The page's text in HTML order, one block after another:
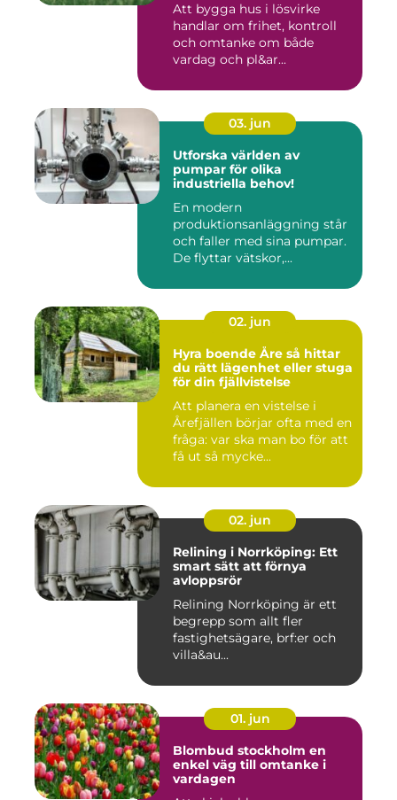
Att bygga hus i lösvirke
handlar om frihet, kontroll
och omtanke om både
vardag och pl&ar...
03. jun
Utforska världen av
pumpar för olika
industriella behov!
En modern
produktionsanläggning står
och faller med sina pumpar.
De flyttar vätskor,...
02. jun
Hyra boende Åre så hittar
du rätt lägenhet eller stuga
för din fjällvistelse
Att planera en vistelse i
Årefjällen börjar ofta med en
fråga: var ska man bo för att
få ut så mycke...
02. jun
Relining i Norrköping: Ett
smart sätt att förnya
avloppsrör
Relining Norrköping är ett
begrepp som allt fler
fastighetsägare, brf:er och
villa&au...
01. jun
Blombud stockholm en
enkel väg till omtanke i
vardagen